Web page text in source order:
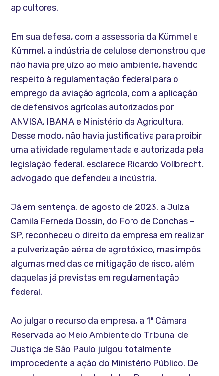
apicultores.
Em sua defesa, com a assessoria da Kümmel e
Kümmel, a indústria de celulose demonstrou que
não havia prejuízo ao meio ambiente, havendo
respeito à regulamentação federal para o
emprego da aviação agrícola, com a aplicação
de defensivos agrícolas autorizados por
ANVISA, IBAMA e Ministério da Agricultura.
Desse modo, não havia justificativa para proibir
uma atividade regulamentada e autorizada pela
legislação federal, esclarece Ricardo Vollbrecht,
advogado que defendeu a indústria.
Já em sentença, de agosto de 2023, a Juíza
Camila Ferneda Dossin, do Foro de Conchas –
SP, reconheceu o direito da empresa em realizar
a pulverização aérea de agrotóxico, mas impôs
algumas medidas de mitigação de risco, além
daquelas já previstas em regulamentação
federal.
Ao julgar o recurso da empresa, a 1ª Câmara
Reservada ao Meio Ambiente do Tribunal de
Justiça de São Paulo julgou totalmente
improcedente a ação do Ministério Público. De